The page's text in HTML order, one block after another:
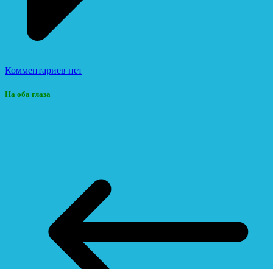
Комментариев нет
На оба глаза